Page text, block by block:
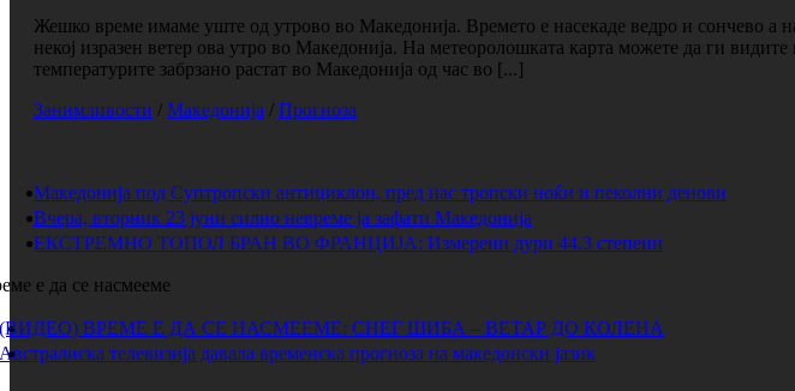
Жешко време имаме уште од утрово во Македонија. Времето е насекаде ведро и сончево
некој изразен ветер ова утро во Македонија. На метеоролошката карта можете да ги
температурите забрзано растат во Македонија од час во [...]
Занимливости / Македонија / Прогноза
Македонија под Суптропски антициклон, пред нас тропски ноќи и пеколни денови
Вчера, вторник 23 јуни силно невреме ја зафати Македонија
ЕКСТРЕМНО ТОПОЛ БРАН ВО ФРАНЦИЈА: Измерени дури 44.3 степени
е да се насмееме
ВРЕМЕ Е ДА СЕ НАСМЕЕМЕ: СНЕГ ШИБА – ВЕТАР ДО КОЛЕНА
телевизија давала временска прогноза на македонски јазик